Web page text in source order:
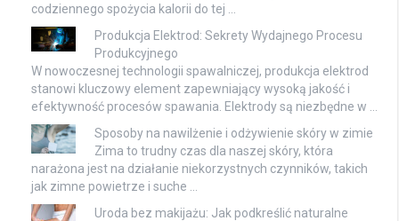
codziennego spożycia kalorii do tej …
Produkcja Elektrod: Sekrety Wydajnego Procesu
Produkcyjnego
W nowoczesnej technologii spawalniczej, produkcja elektrod
stanowi kluczowy element zapewniający wysoką jakość i
efektywność procesów spawania. Elektrody są niezbędne w …
Sposoby na nawilżenie i odżywienie skóry w zimie
Zima to trudny czas dla naszej skóry, która
narażona jest na działanie niekorzystnych czynników, takich
jak zimne powietrze i suche …
Uroda bez makijażu: Jak podkreślić naturalne